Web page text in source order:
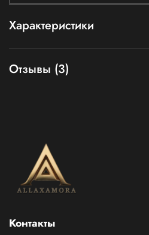
Характеристики
Отзывы (3)
Контакты